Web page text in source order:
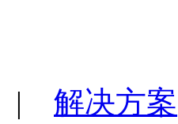
| 解决方案